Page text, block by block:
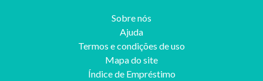
Sobre nós
Ajuda
Termos e condições de uso
Mapa do site
Índice de Empréstimo